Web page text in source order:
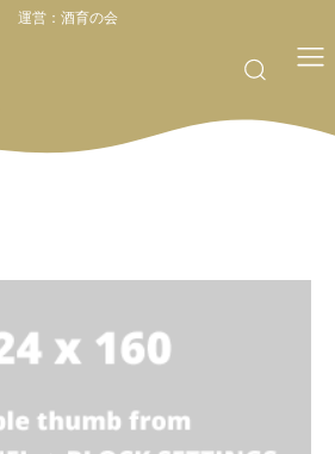
運営： 酒育の会